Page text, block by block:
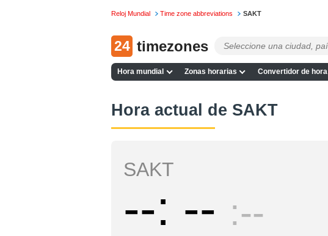
Reloj Mundial Time zone abbreviations SAKT
24 timezones
Hora mundial Zonas horarias Convertidor de hora
Hora actual de SAKT
SAKT
-- -- --